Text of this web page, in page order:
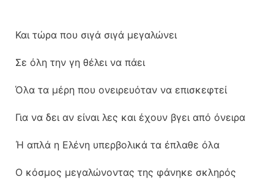
Και τώρα που σιγά σιγά μεγαλώνει
Σε όλη την γη θέλει να πάει
Όλα τα μέρη που ονειρευόταν να επισκεφτεί
Για να δει αν είναι λες και έχουν βγει από όνειρα
Ή απλά η Ελένη υπερβολικά τα έπλαθε όλα
Ο κόσμος μεγαλώνοντας της φάνηκε σκληρός